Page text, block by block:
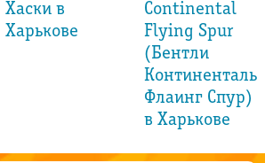
Хаски в
Харькове
Continental
Flying Spur
(Бентли
Континенталь
Флаинг Спур)
в Харькове